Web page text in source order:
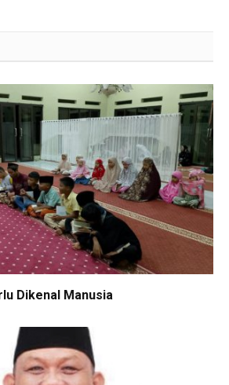
Dikenal Manusia